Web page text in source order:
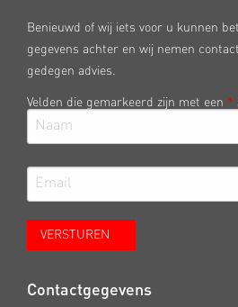
Benieuwd of wij iets voor u kunnen
gegevens achter en wij nemen
gedegen advies.
Velden die gemarkeerd zijn met een *
Contactgegevens